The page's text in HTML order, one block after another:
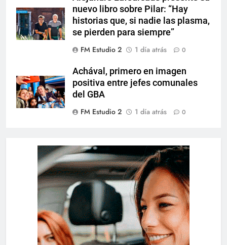
nuevo libro sobre Pilar: “Hay
historias que, si nadie las plasma,
se pierden para siempre”
FM Estudio 2
1 día atrás 0
Achával, primero en imagen
positiva entre jefes comunales
del GBA
FM Estudio 2
1 día atrás 0